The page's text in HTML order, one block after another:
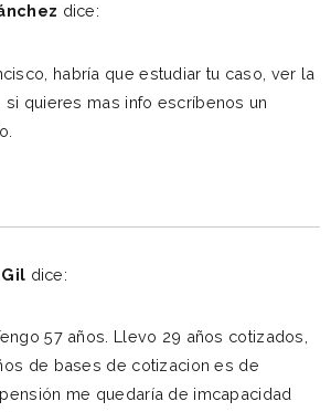
dice:
habría que estudiar tu caso, ver la
si quieres mas info escríbenos un
Gil dice:
57 años. Llevo 29 años cotizados,
de bases de cotizacion es de
me quedaría de imcapacidad